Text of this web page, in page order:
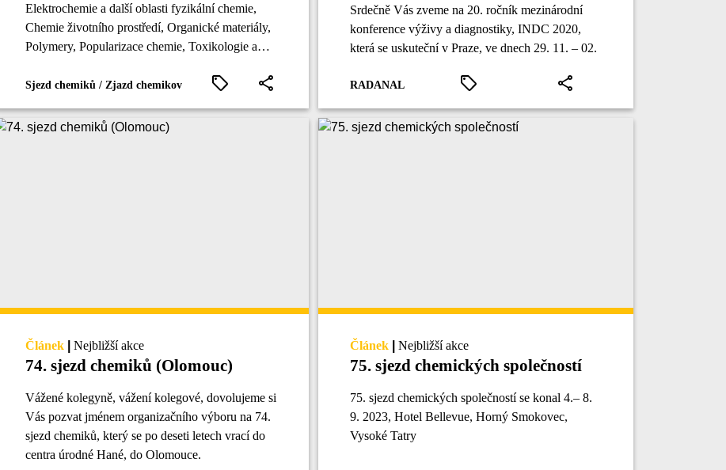
Elektrochemie a další oblasti fyzikální chemie,
Chemie životního prostředí, Organické materiály,
Polymery, Popularizace chemie, Toxikologie a
Sjezd chemiků / Zjazd chemikov
Srdečně Vás zveme na 20. ročník mezinárodní
konference výživy a diagnostiky, INDC 2020,
která se uskuteční v Praze, ve dnech 29. 11. – 02.
RADANAL
Článek Nejbližší akce
74. sjezd chemiků (Olomouc)
Vážené kolegyně, vážení kolegové, dovolujeme si
Vás pozvat jménem organizačního výboru na 74.
sjezd chemiků, který se po deseti letech vrací do
centra úrodné Hané, do Olomouce.
Článek Nejbližší akce
75. sjezd chemických společností
75. sjezd chemických společností se konal 4.– 8.
9. 2023, Hotel Bellevue, Horný Smokovec,
Vysoké Tatry